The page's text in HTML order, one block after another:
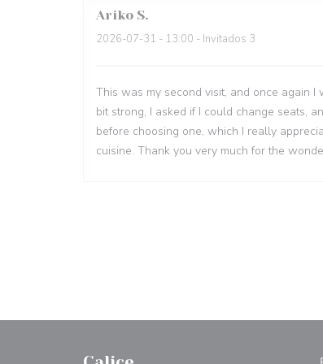
Ariko S
2026-07-31 - 13:00 - Invitados 3
This was my second visit, and once again
bit strong, I asked if I could change seats,
before choosing one, which I really
cuisine. Thank you very much for the